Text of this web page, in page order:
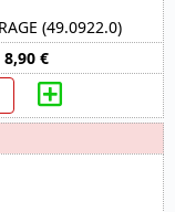
(49.0922.0)
8,90 €